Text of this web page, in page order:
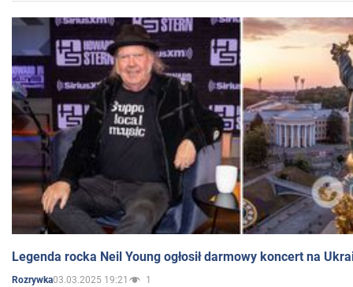
Legenda rocka Neil Young ogłosił darmowy koncert na
Rozrywka03.03.2025 19:21 1